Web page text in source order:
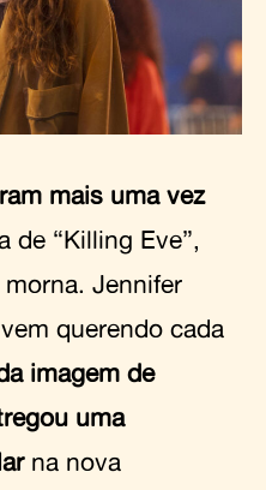
mais uma vez
de “Killing Eve”,
Jennifer
querendo cada
imagem de
uma
na nova